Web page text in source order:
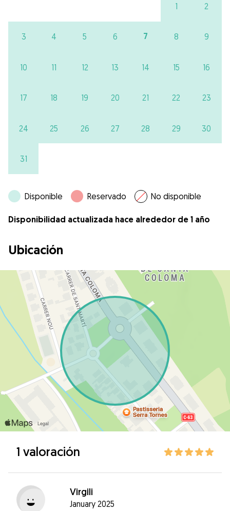
1 2
3 4 5 6 7 8 9
10 11 12 13 14 15 16
17 18 19 20 21 22 23
24 25 26 27 28 29 30
31
Disponible Reservado No disponible
Disponibilidad actualizada hace alrededor de 1 año
Ubicación
1 valoración
Virgili
January 2025